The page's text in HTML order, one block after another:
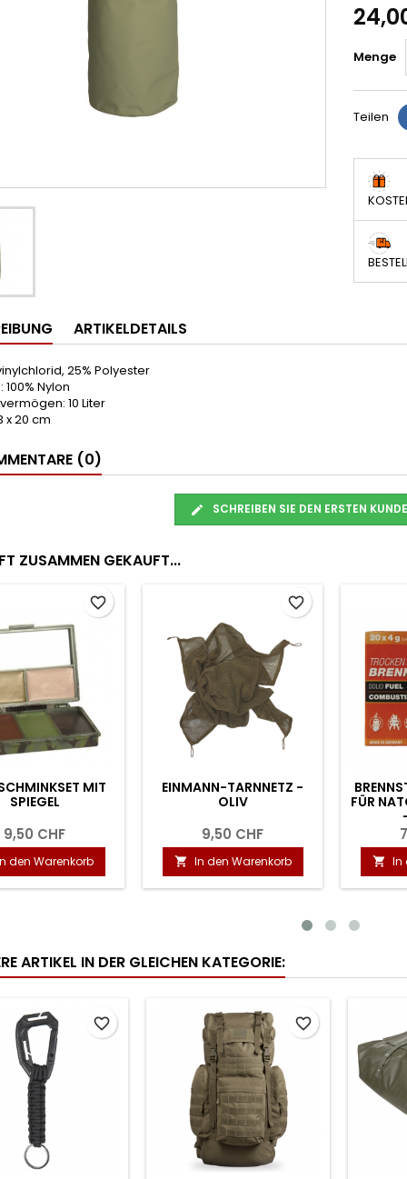
Menge
Teilen
ARTIKELDETAILS
25% Polyester
Nylon
10 Liter
x 20 cm
(0)
SCHREIBEN SIE DEN ERSTEN
ZUSAMMEN GEKAUFT...
PETROMAX - FEUERKIT
3,50 CHF
In den Warenkorb
KABELBINDER
(100
9,00 CHF
In den
ARTIKEL IN DER GLEICHEN KATEGORIE:
favorite_border favorite_border